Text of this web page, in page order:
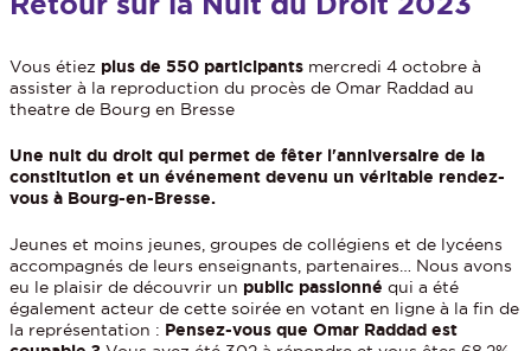
Vous étiez plus de 550 participants mercredi 4 octobre à
assister à la reproduction du procès de Omar Raddad au
theatre de Bourg en Bresse
Une nuit du droit qui permet de fêter l'anniversaire de la
constitution et un événement devenu un véritable rendez-
vous à Bourg-en-Bresse.
Jeunes et moins jeunes, groupes de collégiens et de lycéens
accompagnés de leurs enseignants, partenaires… Nous avons
eu le plaisir de découvrir un public passionné qui a été
également acteur de cette soirée en votant en ligne à la fin de
la représentation : Pensez-vous que Omar Raddad est